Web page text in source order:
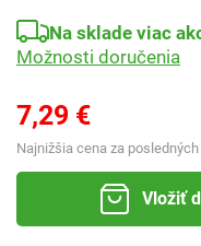
7,29 €
Najnižšia cena za posledných
Na sklade viac
Možnosti doručenia
Vložiť